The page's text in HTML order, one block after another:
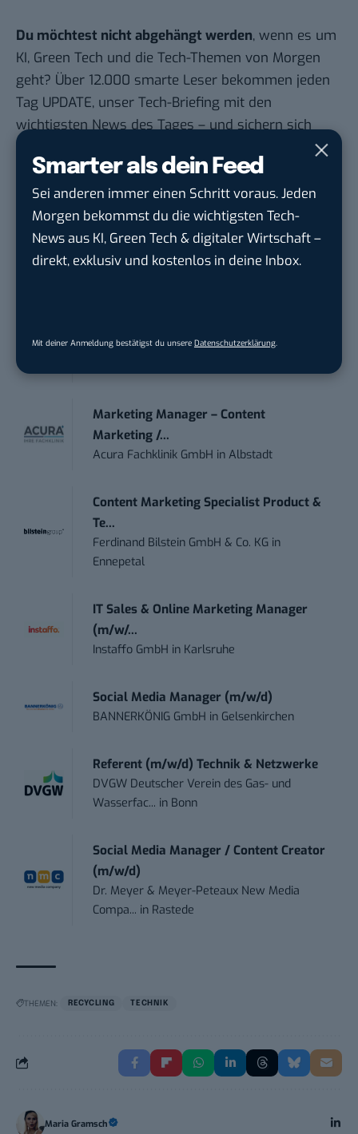
Smarter als dein Feed
Sei anderen immer einen Schritt voraus. Jeden
Morgen bekommst du die wichtigsten Tech-
News aus KI, Green Tech & digitaler Wirtschaft –
direkt, exklusiv und kostenlos in deine Inbox.
Mit deiner Anmeldung bestätigst du unsere Datenschutzerklärung.
Du möchtest nicht abgehängt werden, wenn es um
KI, Green Tech und die Tech-Themen von Morgen
geht? Über 12.000 smarte Leser bekommen jeden
Tag UPDATE, unser Tech-Briefing mit den
wichtigsten News des Tages – und sichern sich
kostenlos anmelden.
STELLENANZEIGEN
Social Media Content Creator (m/w/d)
touristische...
Marketing Manager – Content
Marketing /...
Acura Fachklinik GmbH inAlbstadt
Content Marketing Specialist Product &
Te...
Ferdinand Bilstein GmbH & Co. KG in
Ennepetal
IT Sales & Online Marketing Manager
(m/w/...
Instaffo GmbH in Karlsruhe
Social Media Manager (m/w/d)
BANNERKÖNIG GmbH in Gelsenkirchen
Referent (m/w/d) Technik & Netzwerke
DVGW Deutscher Verein des Gas- und
Wasserfac... in Bonn
Social Media Manager / Content Creator
(m/w/d)
Dr. Meyer & Meyer-Peteaux New Media
Compa... in Rastede
THEMEN: RECYCLING TECHNIK
Maria Gramsch